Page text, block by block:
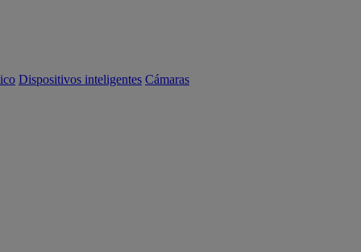
Dispositivos inteligentes Cámaras